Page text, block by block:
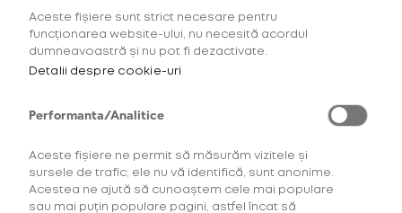
Recipient
stick-uri Hilo si
ADAUGĂ ÎN COȘ
Aceste fișiere sunt strict necesare pentru
funcționarea website-ului, nu necesită acordul
dumneavoastră și nu pot fi dezactivate.
Detalii despre cookie-uri
Performanta/Analitice
Aceste fișiere ne permit să măsurăm vizitele și
sursele de trafic; ele nu vă identifică, sunt anonime.
Acestea ne ajută să cunoaștem cele mai populare
sau mai puțin populare pagini, astfel încat să